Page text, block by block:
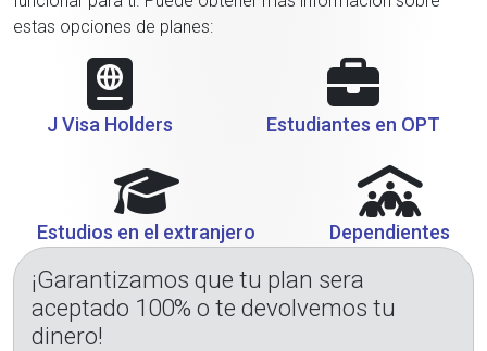
estas opciones de planes:
J Visa Holders Estudiantes en OPT
Estudios en el extranjero Dependientes
¡Garantizamos que tu plan sera
aceptado 100% o te devolvemos tu
dinero!